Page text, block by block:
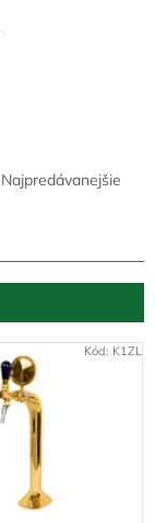
Najpredávanejšie
Kód: K1ZL